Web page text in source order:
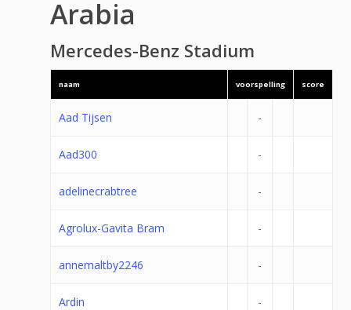
Arabia
Mercedes-Benz Stadium
naam voorspelling score
Aad Tijsen -
Aad300 -
adelinecrabtree -
Agrolux-Gavita Bram -
annemaltby2246 -
Ardin -